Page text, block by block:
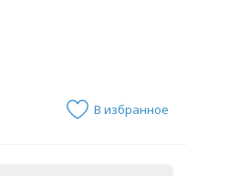
В избранное